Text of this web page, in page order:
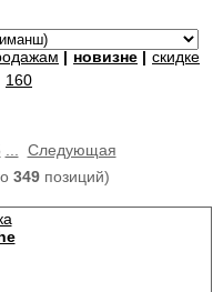
| новизне | скидке
160
Следующая
349позиций)